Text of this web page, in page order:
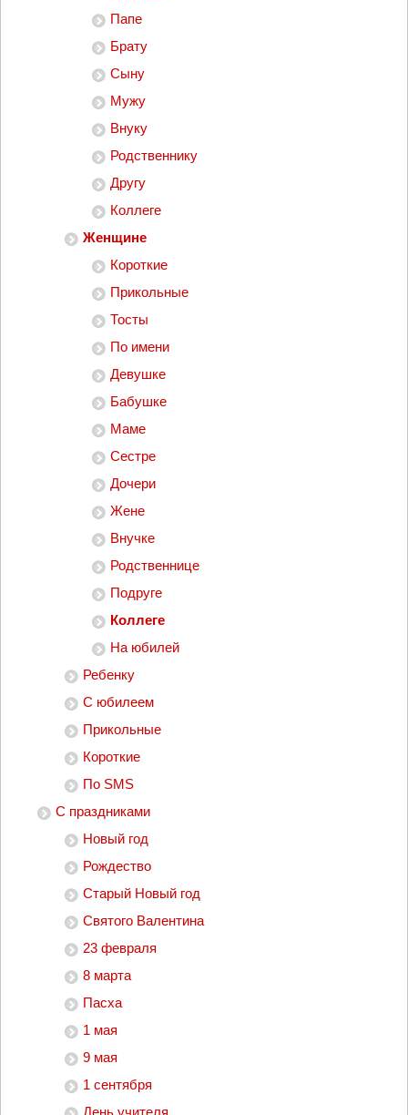
Папе
Брату
Сыну
Мужу
Внуку
Родственнику
Другу
Коллеге
Женщине
Короткие
Прикольные
Тосты
По имени
Девушке
Бабушке
Маме
Сестре
Дочери
Жене
Внучке
Родственнице
Подруге
Коллеге
На юбилей
Ребенку
С юбилеем
Прикольные
Короткие
По SMS
С праздниками
Новый год
Рождество
Старый Новый год
Святого Валентина
23 февраля
8 марта
Пасха
1 мая
9 мая
1 сентября
День учителя